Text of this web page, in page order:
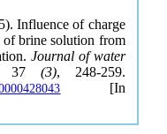
Influence of charge
of brine solution from
Journal of water
37 (3), 248-259.
[In